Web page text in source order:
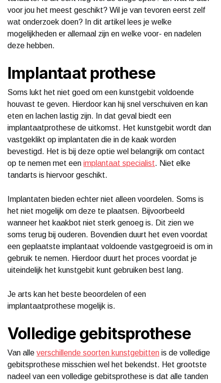
voor jou het meest geschikt? Wil je van tevoren eerst zelf
wat onderzoek doen? In dit artikel lees je welke
mogelijkheden er allemaal zijn en welke voor- en nadelen
deze hebben.
Implantaat prothese
Soms lukt het niet goed om een kunstgebit voldoende
houvast te geven. Hierdoor kan hij snel verschuiven en kan
eten en lachen lastig zijn. In dat geval biedt een
implantaatprothese de uitkomst. Het kunstgebit wordt dan
vastgeklikt op implantaten die in de kaak worden
bevestigd. Het is bij deze optie wel belangrijk om contact
op te nemen met een implantaat specialist. Niet elke
tandarts is hiervoor geschikt.
Implantaten bieden echter niet alleen voordelen. Soms is
het niet mogelijk om deze te plaatsen. Bijvoorbeeld
wanneer het kaakbot niet sterk genoeg is. Dit zien we
soms terug bij ouderen. Bovendien duurt het even voordat
een geplaatste implantaat voldoende vastgegroeid is om in
gebruik te nemen. Hierdoor duurt het proces voordat je
uiteindelijk het kunstgebit kunt gebruiken best lang.
Je arts kan het beste beoordelen of een
implantaatprothese mogelijk is.
Volledige gebitsprothese
Van alle verschillende soorten kunstgebitten is de volledige
gebitsprothese misschien wel het bekendst. Het grootste
nadeel van een volledige gebitsprothese is dat alle tanden